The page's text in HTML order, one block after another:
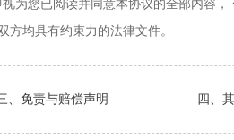
为您已阅读并同意本协议的全部内容
均具有约束力的法律文件。
、免责与赔偿声明 四、